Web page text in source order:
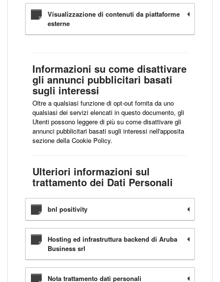
Visualizzazione di contenuti da piattaforme
esterne
Informazioni su come disattivare
gli annunci pubblicitari basati
sugli interessi
Oltre a qualsiasi funzione di opt-out fornita da uno
qualsiasi dei servizi elencati in questo documento, gli
Utenti possono leggere di più su come disattivare gli
annunci pubblicitari basati sugli interessi nell'apposita
sezione della Cookie Policy.
Ulteriori informazioni sul
trattamento dei Dati Personali
bnl positivity
Hosting ed infrastruttura backend di Aruba
Business srl
Nota trattamento dati personali